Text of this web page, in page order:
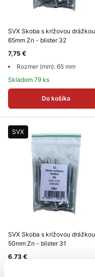
SVX Skoba s krížovou drážkou
65mm Zn - blister 32
7,75 €
Rozmer (mm): 65 mm
Skladom 79 ks
Do košíka
SVX
SVX Skoba s krížovou drážkou
50mm Zn - blister 31
6,73 €